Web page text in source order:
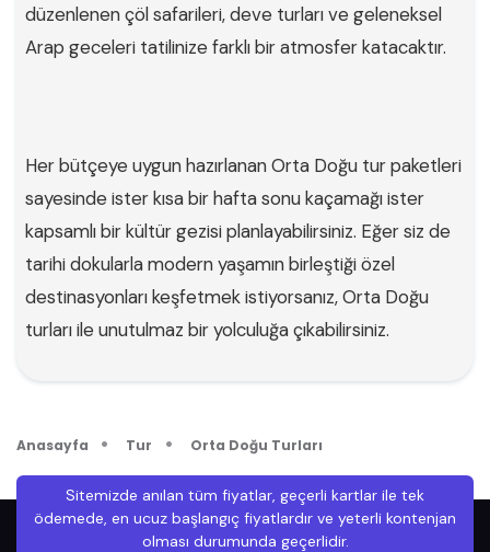
düzenlenen çöl safarileri, deve turları ve geleneksel
Arap geceleri tatilinize farklı bir atmosfer katacaktır.
Her bütçeye uygun hazırlanan Orta Doğu tur paketleri
sayesinde ister kısa bir hafta sonu kaçamağı ister
kapsamlı bir kültür gezisi planlayabilirsiniz. Eğer siz de
tarihi dokularla modern yaşamın birleştiği özel
destinasyonları keşfetmek istiyorsanız, Orta Doğu
turları ile unutulmaz bir yolculuğa çıkabilirsiniz.
Anasayfa Tur Orta Doğu Turları
Sitemizde anılan tüm fiyatlar, geçerli kartlar ile tek
ödemede, en ucuz başlangıç fiyatlardır ve yeterli kontenjan
olması durumunda geçerlidir.